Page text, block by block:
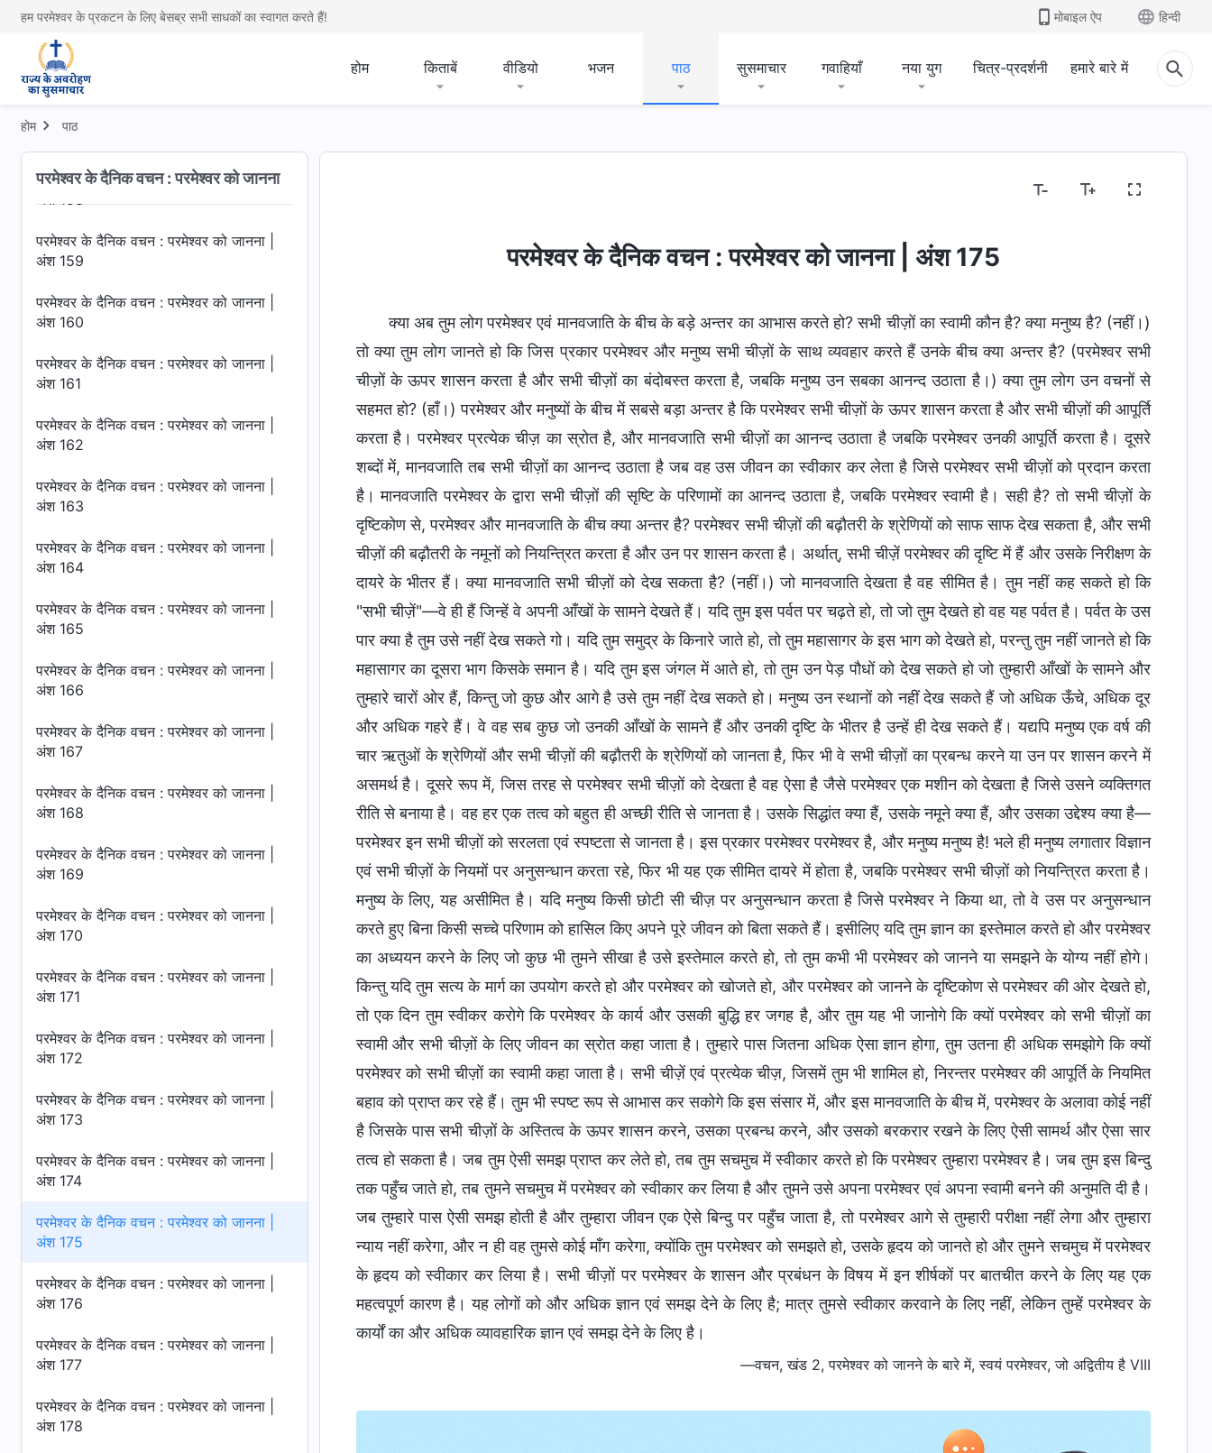
हम परमेश्वर के प्रकटन के लिए बेसब्र सभी साधकों का स्वागत करते हैं! मोबाइल ऐप हिन्दी
होम किताबें वीडियो भजन पाठ सुसमाचार गवाहियाँ नया युग चित्र-प्रदर्शनी हमारे बारे में
होम पाठ
परमेश्वर के दैनिक वचन : परमेश्वर को जानना
अंश 155
परमेश्वर के दैनिक वचन : परमेश्वर को जानना |
अंश 156
परमेश्वर के दैनिक वचन : परमेश्वर को जानना |
परमेश्वर के दैनिक वचन : परमेश्वर को जानना |
अंश 158
परमेश्वर के दैनिक वचन : परमेश्वर को जानना |
अंश 159
परमेश्वर के दैनिक वचन : परमेश्वर को जानना |
अंश 160
परमेश्वर के दैनिक वचन : परमेश्वर को जानना |
अंश 161
परमेश्वर के दैनिक वचन : परमेश्वर को जानना |
अंश 162
परमेश्वर के दैनिक वचन : परमेश्वर को जानना |
अंश 163
परमेश्वर के दैनिक वचन : परमेश्वर को जानना |
अंश 164
परमेश्वर के दैनिक वचन : परमेश्वर को जानना |
अंश 165
परमेश्वर के दैनिक वचन : परमेश्वर को जानना |
अंश 166
परमेश्वर के दैनिक वचन : परमेश्वर को जानना |
अंश 167
परमेश्वर के दैनिक वचन : परमेश्वर को जानना |
अंश 168
परमेश्वर के दैनिक वचन : परमेश्वर को जानना |
अंश 169
परमेश्वर के दैनिक वचन : परमेश्वर को जानना |
अंश 170
परमेश्वर के दैनिक वचन : परमेश्वर को जानना |
अंश 171
परमेश्वर के दैनिक वचन : परमेश्वर को जानना |
अंश 172
परमेश्वर के दैनिक वचन : परमेश्वर को जानना |
अंश 173
परमेश्वर के दैनिक वचन : परमेश्वर को जानना |
अंश 174
परमेश्वर के दैनिक वचन : परमेश्वर को जानना |
अंश 175
परमेश्वर के दैनिक वचन : परमेश्वर को जानना |
अंश 176
परमेश्वर के दैनिक वचन : परमेश्वर को जानना |
अंश 177
परमेश्वर के दैनिक वचन : परमेश्वर को जानना |
अंश 178
परमेश्वर के दैनिक वचन : परमेश्वर को जानना | अंश 175
क्या अब तुम लोग परमेश्वर एवं मानवजाति के बीच के बड़े अन्तर का आभास करते हो? सभी चीज़ों का स्वामी कौन है? क्या मनुष्य है? (नहीं।)
तो क्या तुम लोग जानते हो कि जिस प्रकार परमेश्वर और मनुष्य सभी चीज़ों के साथ व्यवहार करते हैं उनके बीच क्या अन्तर है? (परमेश्वर सभी
चीज़ों के ऊपर शासन करता है और सभी चीज़ों का बंदोबस्त करता है, जबकि मनुष्य उन सबका आनन्द उठाता है।) क्या तुम लोग उन वचनों से
सहमत हो? (हाँ।) परमेश्वर और मनुष्यों के बीच में सबसे बड़ा अन्तर है कि परमेश्वर सभी चीज़ों के ऊपर शासन करता है और सभी चीज़ों की आपूर्ति
करता है। परमेश्वर प्रत्येक चीज़ का स्रोत है, और मानवजाति सभी चीज़ों का आनन्द उठाता है जबकि परमेश्वर उनकी आपूर्ति करता है। दूसरे
शब्दों में, मानवजाति तब सभी चीज़ों का आनन्द उठाता है जब वह उस जीवन का स्वीकार कर लेता है जिसे परमेश्वर सभी चीज़ों को प्रदान करता
है। मानवजाति परमेश्वर के द्वारा सभी चीज़ों की सृष्टि के परिणामों का आनन्द उठाता है, जबकि परमेश्वर स्वामी है। सही है? तो सभी चीज़ों के
दृष्टिकोण से, परमेश्वर और मानवजाति के बीच क्या अन्तर है? परमेश्वर सभी चीज़ों की बढ़ौतरी के श्रेणियों को साफ साफ देख सकता है, और सभी
चीज़ों की बढ़ौतरी के नमूनों को नियन्त्रित करता है और उन पर शासन करता है। अर्थात्, सभी चीज़ें परमेश्वर की दृष्टि में हैं और उसके निरीक्षण के
दायरे के भीतर हैं। क्या मानवजाति सभी चीज़ों को देख सकता है? (नहीं।) जो मानवजाति देखता है वह सीमित है। तुम नहीं कह सकते हो कि
"सभी चीज़ें"—वे ही हैं जिन्हें वे अपनी आँखों के सामने देखते हैं। यदि तुम इस पर्वत पर चढ़ते हो, तो जो तुम देखते हो वह यह पर्वत है। पर्वत के उस
पार क्या है तुम उसे नहीं देख सकते गो। यदि तुम समुद्र के किनारे जाते हो, तो तुम महासागर के इस भाग को देखते हो, परन्तु तुम नहीं जानते हो कि
महासागर का दूसरा भाग किसके समान है। यदि तुम इस जंगल में आते हो, तो तुम उन पेड़ पौधों को देख सकते हो जो तुम्हारी आँखों के सामने और
तुम्हारे चारों ओर हैं, किन्तु जो कुछ और आगे है उसे तुम नहीं देख सकते हो। मनुष्य उन स्थानों को नहीं देख सकते हैं जो अधिक ऊँचे, अधिक दूर
और अधिक गहरे हैं। वे वह सब कुछ जो उनकी आँखों के सामने हैं और उनकी दृष्टि के भीतर है उन्हें ही देख सकते हैं। यद्यपि मनुष्य एक वर्ष की
चार ऋतुओं के श्रेणियों और सभी चीज़ों की बढ़ौतरी के श्रेणियों को जानता है, फिर भी वे सभी चीज़ों का प्रबन्ध करने या उन पर शासन करने में
असमर्थ है। दूसरे रूप में, जिस तरह से परमेश्वर सभी चीज़ों को देखता है वह ऐसा है जैसे परमेश्वर एक मशीन को देखता है जिसे उसने व्यक्तिगत
रीति से बनाया है। वह हर एक तत्व को बहुत ही अच्छी रीति से जानता है। उसके सिद्धांत क्या हैं, उसके नमूने क्या हैं, और उसका उद्देश्य क्या है—
परमेश्वर इन सभी चीज़ों को सरलता एवं स्पष्टता से जानता है। इस प्रकार परमेश्वर परमेश्वर है, और मनुष्य मनुष्य है! भले ही मनुष्य लगातार विज्ञान
एवं सभी चीज़ों के नियमों पर अनुसन्धान करता रहे, फिर भी यह एक सीमित दायरे में होता है, जबकि परमेश्वर सभी चीज़ों को नियन्त्रित करता है।
मनुष्य के लिए, यह असीमित है। यदि मनुष्य किसी छोटी सी चीज़ पर अनुसन्धान करता है जिसे परमेश्वर ने किया था, तो वे उस पर अनुसन्धान
करते हुए बिना किसी सच्चे परिणाम को हासिल किए अपने पूरे जीवन को बिता सकते हैं। इसीलिए यदि तुम ज्ञान का इस्तेमाल करते हो और परमेश्वर
का अध्ययन करने के लिए जो कुछ भी तुमने सीखा है उसे इस्तेमाल करते हो, तो तुम कभी भी परमेश्वर को जानने या समझने के योग्य नहीं होगे।
किन्तु यदि तुम सत्य के मार्ग का उपयोग करते हो और परमेश्वर को खोजते हो, और परमेश्वर को जानने के दृष्टिकोण से परमेश्वर की ओर देखते हो,
तो एक दिन तुम स्वीकर करोगे कि परमेश्वर के कार्य और उसकी बुद्धि हर जगह है, और तुम यह भी जानोगे कि क्यों परमेश्वर को सभी चीज़ों का
स्वामी और सभी चीज़ों के लिए जीवन का स्रोत कहा जाता है। तुम्हारे पास जितना अधिक ऐसा ज्ञान होगा, तुम उतना ही अधिक समझोगे कि क्यों
परमेश्वर को सभी चीज़ों का स्वामी कहा जाता है। सभी चीज़ें एवं प्रत्येक चीज़, जिसमें तुम भी शामिल हो, निरन्तर परमेश्वर की आपूर्ति के नियमित
बहाव को प्राप्त कर रहे हैं। तुम भी स्पष्ट रूप से आभास कर सकोगे कि इस संसार में, और इस मानवजाति के बीच में, परमेश्वर के अलावा कोई नहीं
है जिसके पास सभी चीज़ों के अस्तित्व के ऊपर शासन करने, उसका प्रबन्ध करने, और उसको बरकरार रखने के लिए ऐसी सामर्थ और ऐसा सार
तत्व हो सकता है। जब तुम ऐसी समझ प्राप्त कर लेते हो, तब तुम सचमुच में स्वीकार करते हो कि परमेश्वर तुम्हारा परमेश्वर है। जब तुम इस बिन्दु
तक पहुँच जाते हो, तब तुमने सचमुच में परमेश्वर को स्वीकार कर लिया है और तुमने उसे अपना परमेश्वर एवं अपना स्वामी बनने की अनुमति दी है।
जब तुम्हारे पास ऐसी समझ होती है और तुम्हारा जीवन एक ऐसे बिन्दु पर पहुँच जाता है, तो परमेश्वर आगे से तुम्हारी परीक्षा नहीं लेगा और तुम्हारा
न्याय नहीं करेगा, और न ही वह तुमसे कोई माँग करेगा, क्योंकि तुम परमेश्वर को समझते हो, उसके हृदय को जानते हो और तुमने सचमुच में परमेश्वर
के हृदय को स्वीकार कर लिया है। सभी चीज़ों पर परमेश्वर के शासन और प्रबंधन के विषय में इन शीर्षकों पर बातचीत करने के लिए यह एक
महत्वपूर्ण कारण है। यह लोगों को और अधिक ज्ञान एवं समझ देने के लिए है; मात्र तुमसे स्वीकार करवाने के लिए नहीं, लेकिन तुम्हें परमेश्वर के
कार्यों का और अधिक व्यावहारिक ज्ञान एवं समझ देने के लिए है।
—वचन, खंड 2, परमेश्वर को जानने के बारे में, स्वयं परमेश्वर, जो अद्वितीय है VIII